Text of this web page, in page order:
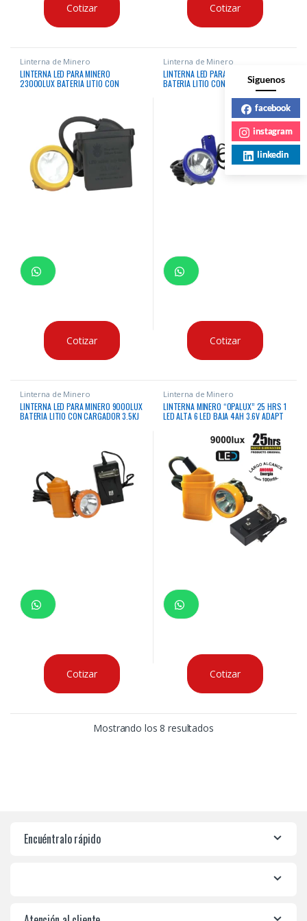
Cotizar Cotizar
Linterna de Minero
LINTERNA LED PARA MINERO
23000LUX BATERIA LITIO CON
Cotizar
Linterna de Minero
LINTERNA LED PARA MINERO 8000LUX
BATERIA LITIO CON CARGADOR
Cotizar
Linterna de Minero
LINTERNA LED PARA MINERO 9000LUX
BATERIA LITIO CON CARGADOR 3.5KJ
Cotizar
Linterna de Minero
LINTERNA MINERO “OPALUX” 25 HRS 1
LED ALTA 6 LED BAJA 4AH 3.6V ADAPT
Cotizar
Mostrando los 8 resultados
Encuéntralo rápido
Siguenos
facebook
instagram
linkedin